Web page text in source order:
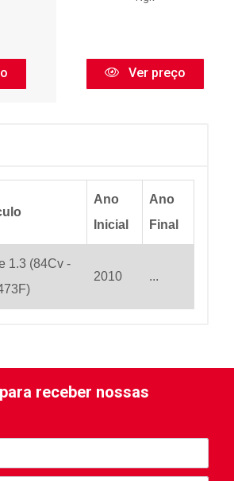
Ver preço
Ano
Inicial
Ano
Final
1.3 (84Cv -
2010 ...
receber nossas